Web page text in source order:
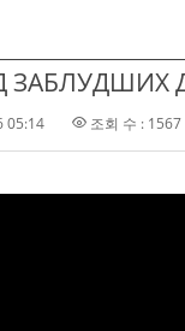
ЗАБЛУДШИХ
05:14 조회 수 : 1567